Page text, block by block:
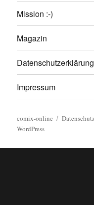
Mission :-)
Magazin
Datenschutzerklärung
Impressum
comix-online
WordPress